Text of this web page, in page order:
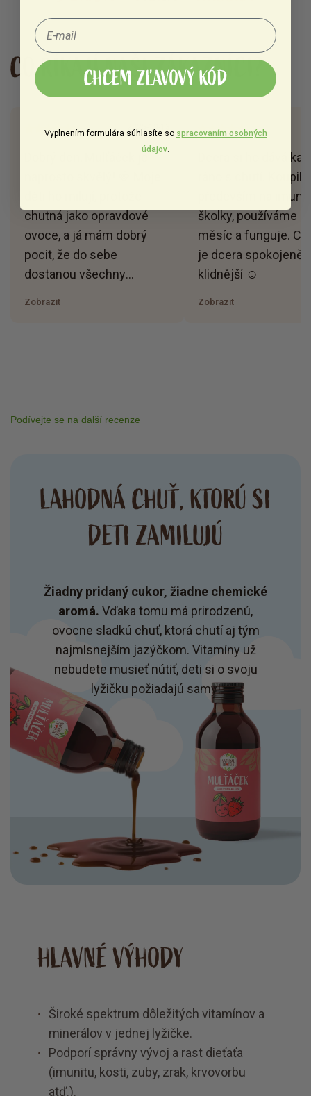
CO ŘÍKAJÍ NAŠI ZÁKAZNÍCI?
2025-10-13
Dobrý den, Mulťáček je
chutná jako opravdové
ovoce, a já mám dobrý
pocit, že do sebe
dostanou všechny
Zobrazit
Dcera si ho dává
ráno s chutí.
především na
školky, používáme
měsíc a funguje.
je dcera
klidnější ☺️
Zobrazit
Podívejte se na další recenze
LAHODNÁ CHUŤ, KTORÚ SI
DETI ZAMILUJÚ
Žiadny pridaný cukor, žiadne chemické
aromá. Vďaka tomu má prirodzenú,
ovocne sladkú chuť, ktorá chutí aj tým
najmlsnejším jazýčkom. Vitamíny už
nebudete musieť nútiť, deti si o svoju
lyžičku požiadajú samy!
HLAVNÉ VÝHODY
Široké spektrum dôležitých vitamínov a
minerálov v jednej lyžičke.
Podporí správny vývoj a rast dieťaťa
(imunitu, kosti, zuby, zrak, krvovorbu
atď.).
CHCEM ZĽAVOVÝ KÓD
Vyplnením formulára súhlasíte so spracovaním osobných
údajov.